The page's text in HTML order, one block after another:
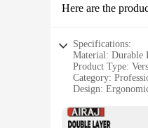
Here are the
Specifications:
Material: Durable
Product Type:
Category:
Design:
Performance: